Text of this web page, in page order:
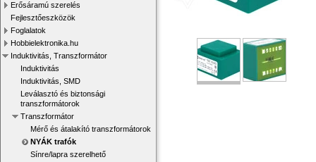
Erősáramú szerelés
Fejlesztőeszközök
Foglalatok
Hobbielektronika.hu
Induktivitás, Transzformátor
Induktivitás
Induktivitás, SMD
Leválasztó és biztonsági
transzformátorok
Transzformátor
Mérő és átalakító transzformátorok
NYÁK trafók
Sínre/lapra szerelhető